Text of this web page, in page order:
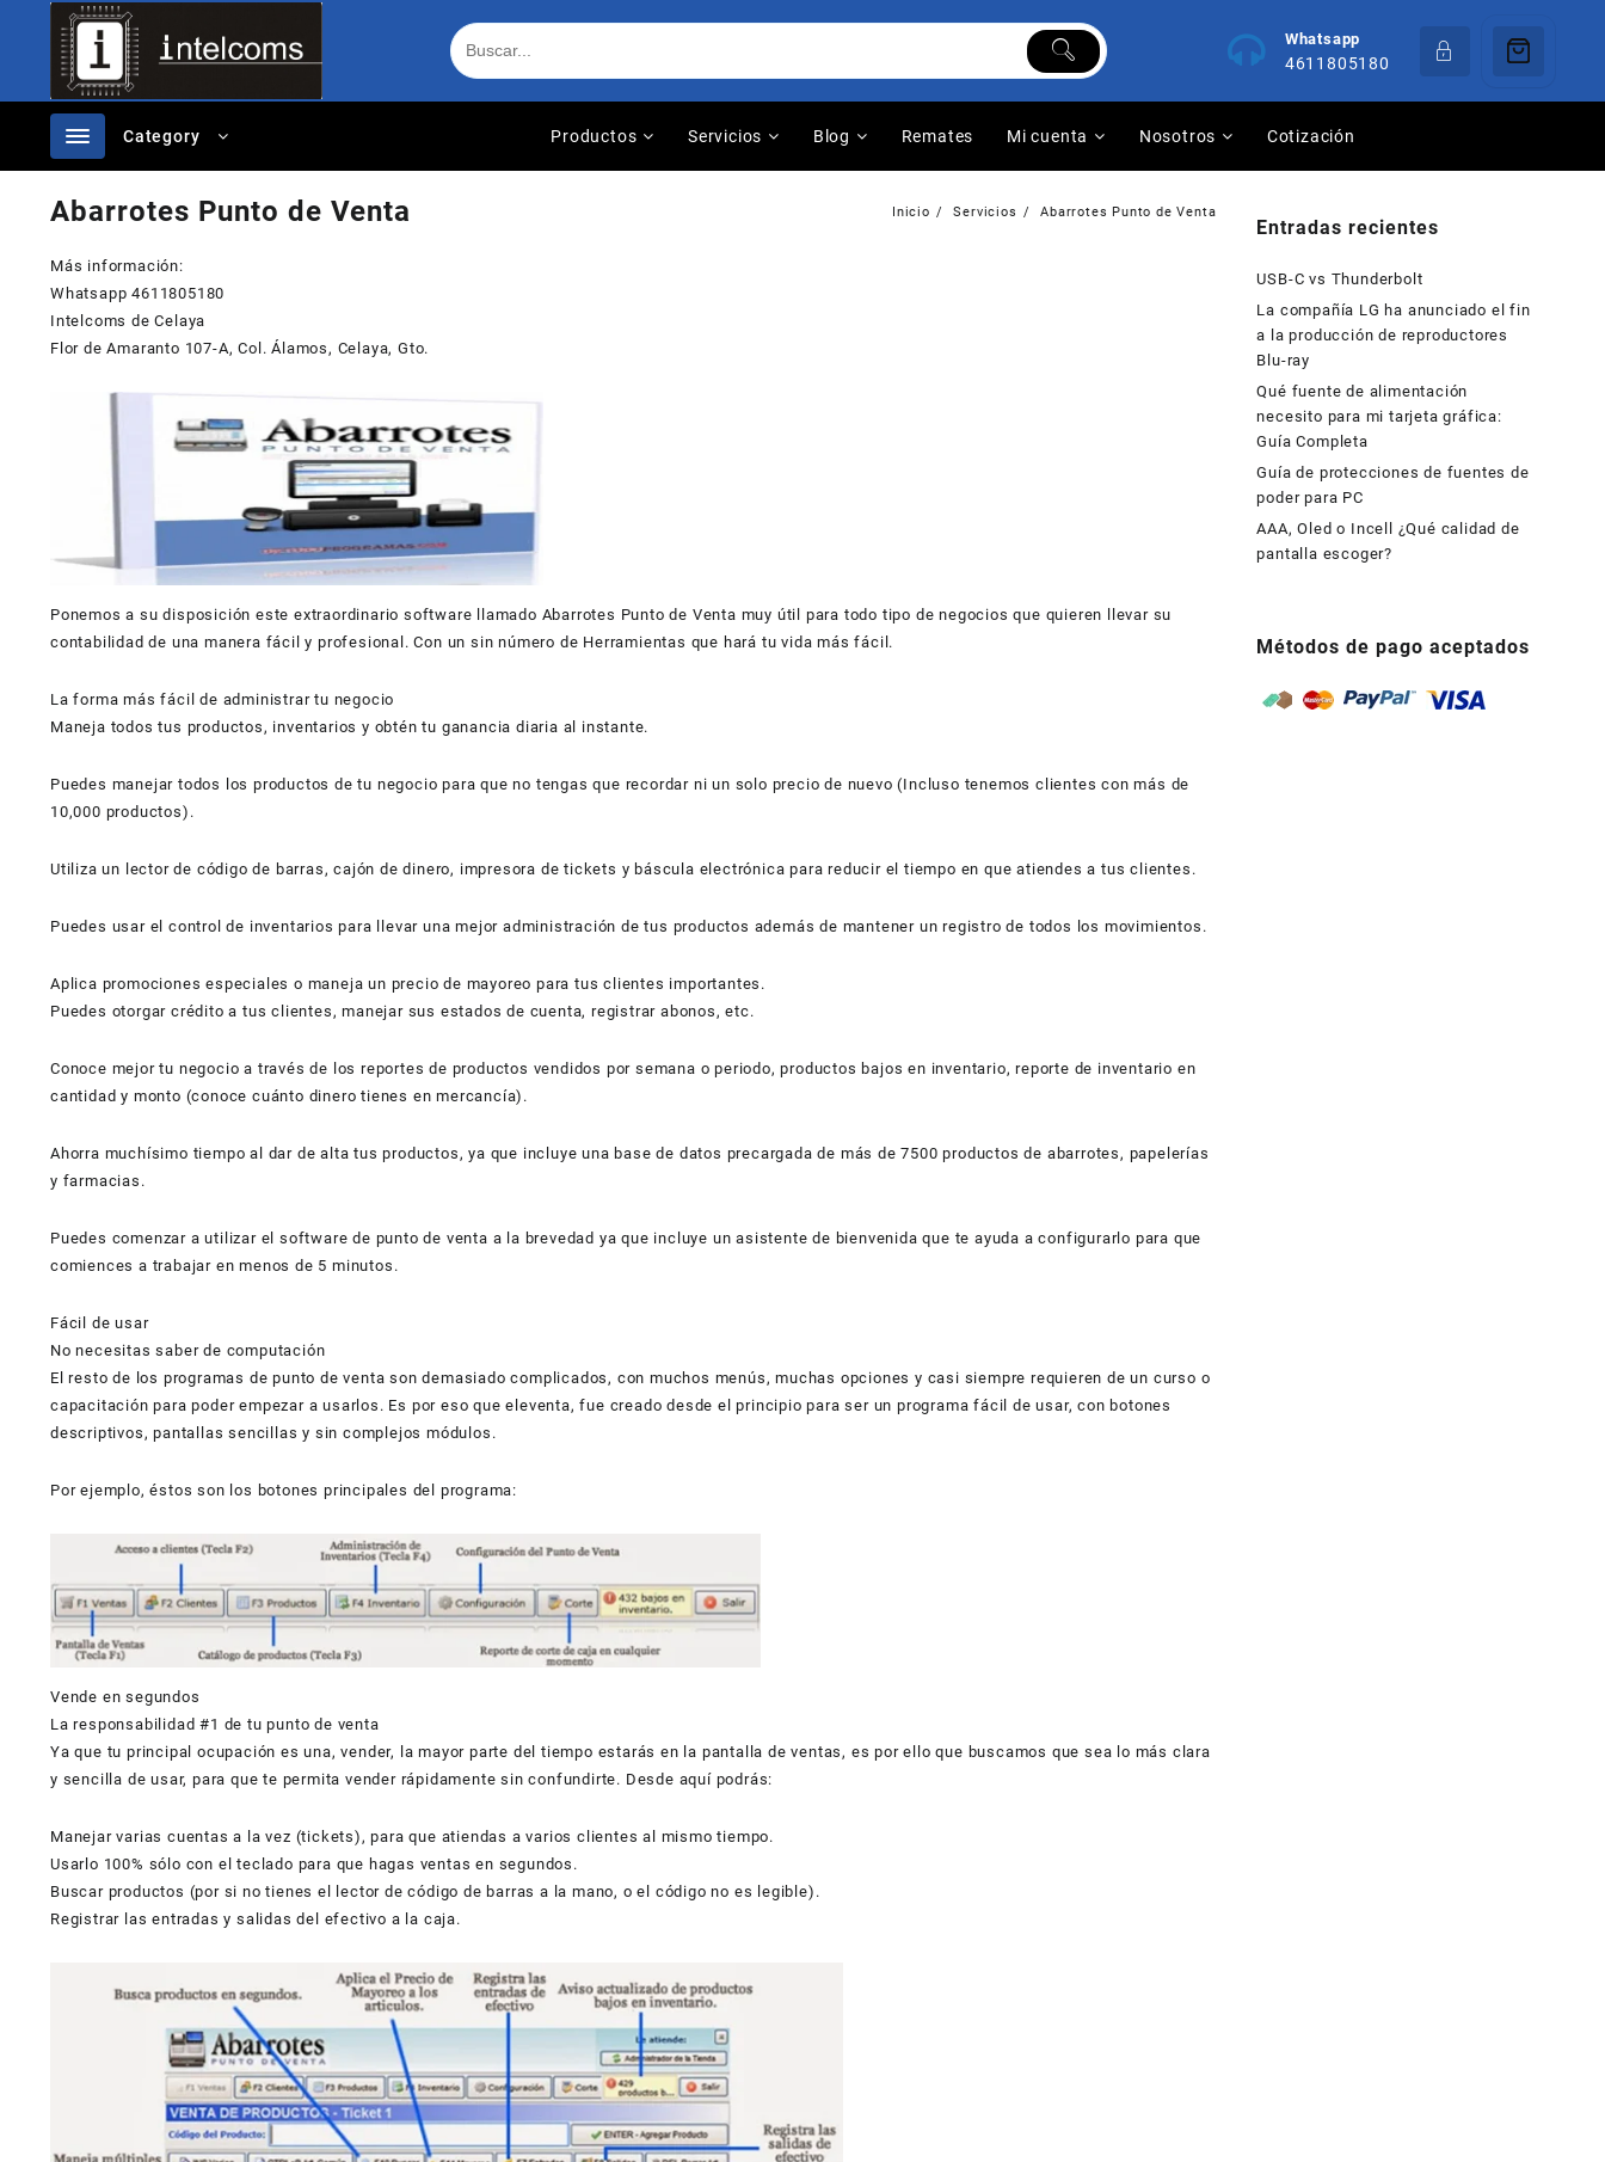
contenido
Whatsapp
4611805180
Category Productos Servicios Blog Remates Mi cuenta Nosotros Cotización
Abarrotes Punto de Venta Inicio Servicios Abarrotes Punto de Venta
Más información:
Whatsapp 4611805180
Intelcoms de Celaya
Flor de Amaranto 107-A, Col. Álamos, Celaya, Gto.
Ponemos a su disposición este extraordinario software llamado Abarrotes Punto de Venta muy útil para todo tipo de negocios que quieren llevar su
contabilidad de una manera fácil y profesional. Con un sin número de Herramientas que hará tu vida más fácil.
La forma más fácil de administrar tu negocio
Maneja todos tus productos, inventarios y obtén tu ganancia diaria al instante.
Puedes manejar todos los productos de tu negocio para que no tengas que recordar ni un solo precio de nuevo (Incluso tenemos clientes con más de
10,000 productos).
Utiliza un lector de código de barras, cajón de dinero, impresora de tickets y báscula electrónica para reducir el tiempo en que atiendes a tus clientes.
Puedes usar el control de inventarios para llevar una mejor administración de tus productos además de mantener un registro de todos los movimientos.
Aplica promociones especiales o maneja un precio de mayoreo para tus clientes importantes.
Puedes otorgar crédito a tus clientes, manejar sus estados de cuenta, registrar abonos, etc.
Conoce mejor tu negocio a través de los reportes de productos vendidos por semana o periodo, productos bajos en inventario, reporte de inventario en
cantidad y monto (conoce cuánto dinero tienes en mercancía).
Ahorra muchísimo tiempo al dar de alta tus productos, ya que incluye una base de datos precargada de más de 7500 productos de abarrotes, papelerías
y farmacias.
Puedes comenzar a utilizar el software de punto de venta a la brevedad ya que incluye un asistente de bienvenida que te ayuda a configurarlo para que
comiences a trabajar en menos de 5 minutos.
Fácil de usar
No necesitas saber de computación
El resto de los programas de punto de venta son demasiado complicados, con muchos menús, muchas opciones y casi siempre requieren de un curso o
capacitación para poder empezar a usarlos. Es por eso que eleventa, fue creado desde el principio para ser un programa fácil de usar, con botones
descriptivos, pantallas sencillas y sin complejos módulos.
Por ejemplo, éstos son los botones principales del programa:
Vende en segundos
La responsabilidad #1 de tu punto de venta
Ya que tu principal ocupación es una, vender, la mayor parte del tiempo estarás en la pantalla de ventas, es por ello que buscamos que sea lo más clara
y sencilla de usar, para que te permita vender rápidamente sin confundirte. Desde aquí podrás:
Manejar varias cuentas a la vez (tickets), para que atiendas a varios clientes al mismo tiempo.
Usarlo 100% sólo con el teclado para que hagas ventas en segundos.
Buscar productos (por si no tienes el lector de código de barras a la mano, o el código no es legible).
Registrar las entradas y salidas del efectivo a la caja.
Entradas recientes
USB-C vs Thunderbolt
La compañía LG ha anunciado el fin
a la producción de reproductores
Blu-ray
Qué fuente de alimentación
necesito para mi tarjeta gráfica:
Guía Completa
Guía de protecciones de fuentes de
poder para PC
AAA, Oled o Incell ¿Qué calidad de
pantalla escoger?
Métodos de pago aceptados